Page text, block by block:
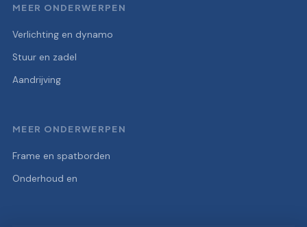
MEER ONDERWERPEN
Verlichting en dynamo
Stuur en zadel
Aandrijving
MEER ONDERWERPEN
Frame en spatborden
Onderhoud en